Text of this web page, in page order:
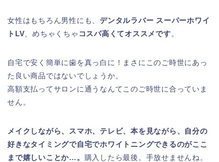
女性はもちろん男性にも、デンタルラバー スーパーホワイ
トLV 、めちゃくちゃ コスパ高くてオススメです。
自宅で安く簡単に歯を真っ白に！まさにこのご時世にあっ
た良い商品ではないでしょうか。
高額支払ってサロンに通うなんてこのご時世に合っていま
せん。
メイクしながら、スマホ、テレビ、本を見ながら、自分の
好きなタイミングで自宅でホワイトニングできるのがここ
まで嬉しいことか…。 購入したら最後。手放せませんね。